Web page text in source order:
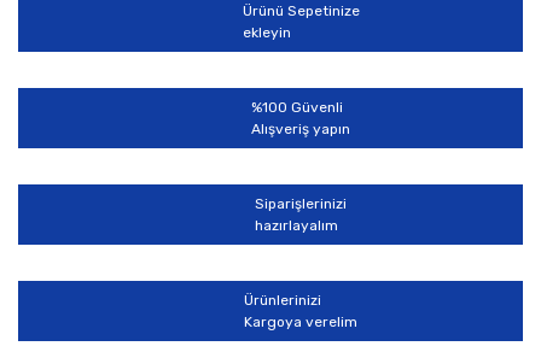
Ürün bilgilerinde hatalar bulunuyor.
Ürün fiyatı diğer sitelerden daha pahalı.
Bu ürüne benzer farklı alternatifler olmalı.
Gönder
Ürünü Sepetinize
ekleyin
%100 Güvenli
Alışveriş yapın
Siparişlerinizi
hazırlayalım
Ürünlerinizi
Kargoya verelim